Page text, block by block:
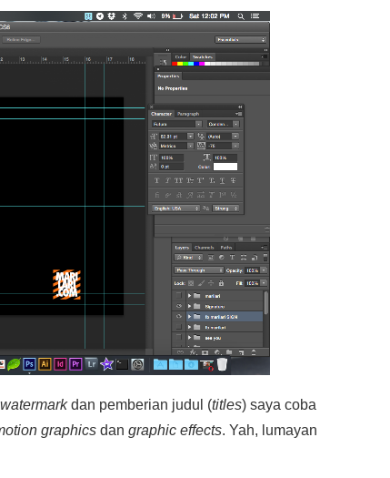
watermarkdan pemberian judul (titles) saya coba
graphics dan graphic effects. Yah, lumayan